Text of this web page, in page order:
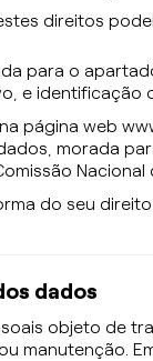
direitos
para o
e identificação
página web
morada
do seu
dados
objeto de
manutenção.